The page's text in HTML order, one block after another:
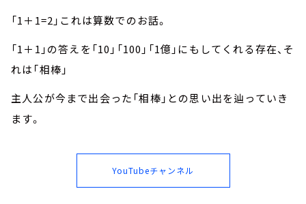
「1＋1=2」これは算数でのお話。
「1＋1」の答えを「10」「100」「1億」にもしてくれる存在、そ
れは「相棒」
主人公が今まで出会った「相棒」との思い出を辿っていき
ます。
YouTubeチャンネル